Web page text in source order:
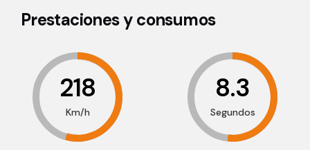
Prestaciones y consumos
218
Km/h
8.3
Segundos